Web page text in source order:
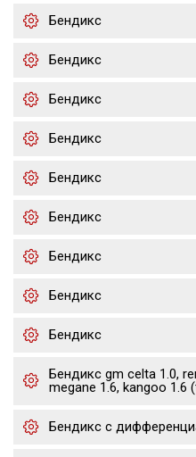
Бендикс
Бендикс
Бендикс
Бендикс
Бендикс
Бендикс
Бендикс
Бендикс
Бендикс
Бендикс gm celta 1.0,
megane 1.6, kangoo 1.6
Бендикс с